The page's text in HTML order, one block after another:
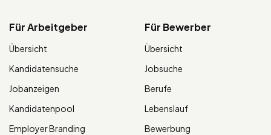
Für Arbeitgeber
Übersicht
Kandidatensuche
Jobanzeigen
Kandidatenpool
Employer Branding
Für Bewerber
Übersicht
Jobsuche
Berufe
Lebenslauf
Bewerbung